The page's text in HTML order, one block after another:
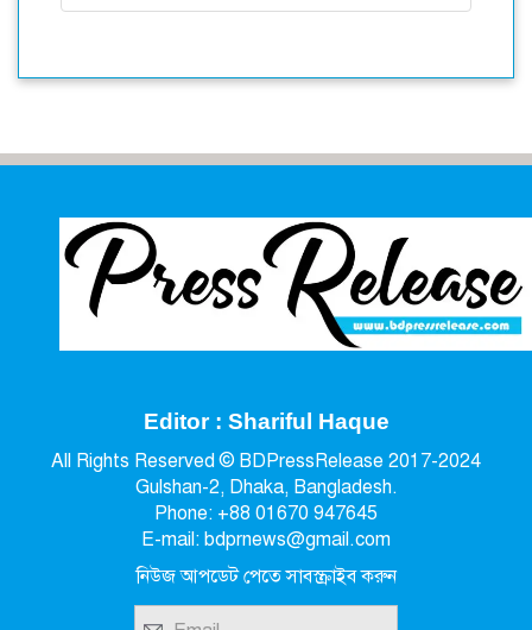
Editor : Shariful Haque
All Rights Reserved © BDPressRelease 2017-2024
Gulshan-2, Dhaka, Bangladesh.
Phone: +88 01670 947645
E-mail: bdprnews@gmail.com
নিউজ আপডেট পেতে সাবস্ক্রাইব করুন